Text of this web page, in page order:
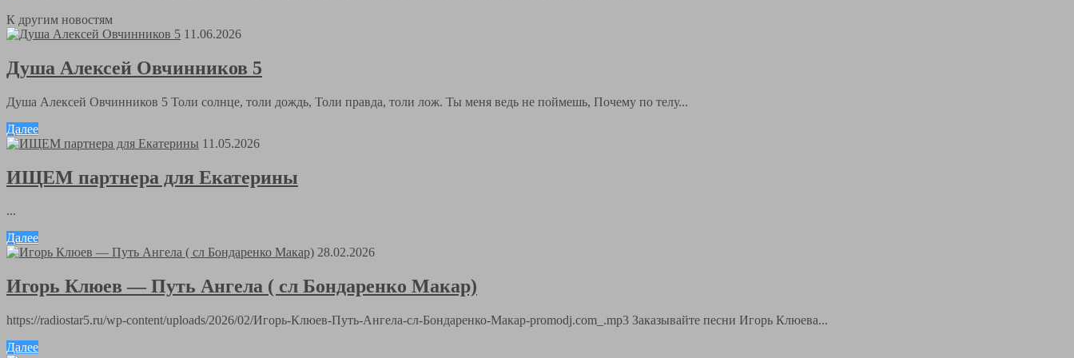
К другим новостям
11.06.2026
Душа Алексей Овчинников 5
Душа Алексей Овчинников 5 Толи солнце, толи дождь, Толи правда, толи лож. Ты меня ведь не поймешь, Почему по телу...
Далее
11.05.2026
ИЩЕМ партнера для Екатерины
...
Далее
28.02.2026
Игорь Клюев — Путь Ангела ( сл Бондаренко Макар)
https://radiostar5.ru/wp-content/uploads/2026/02/Игорь-Клюев-Путь-Ангела-сл-Бондаренко-Макар-promodj.com_.mp3 Заказывайте песни Игорь Клюева...
Далее